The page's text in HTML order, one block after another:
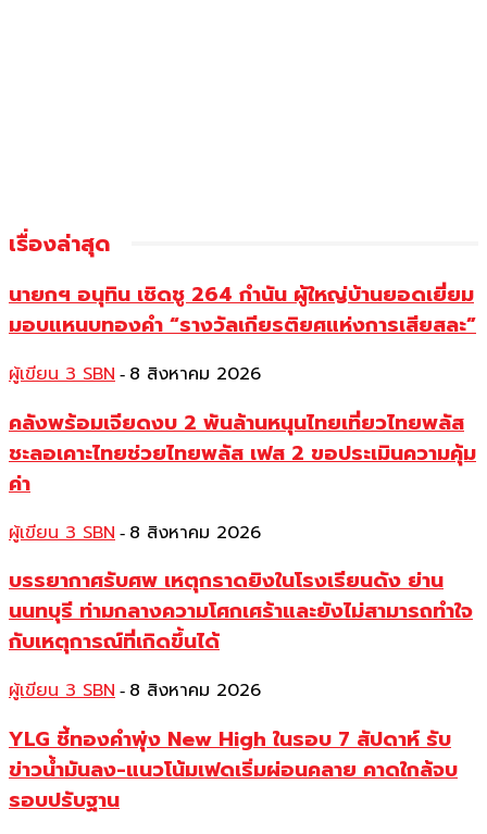
เรื่องล่าสุด
นายกฯ อนุทิน เชิดชู 264 กำนัน ผู้ใหญ่บ้านยอดเยี่ยม
มอบแหนบทองคำ “รางวัลเกียรติยศแห่งการเสียสละ”
ผู้เขียน 3 SBN - 8 สิงหาคม 2026
คลังพร้อมเจียดงบ 2 พันล้านหนุนไทยเที่ยวไทยพลัส
ชะลอเคาะไทยช่วยไทยพลัส เฟส 2 ขอประเมินความคุ้ม
ค่า
ผู้เขียน 3 SBN - 8 สิงหาคม 2026
บรรยากาศรับศพ เหตุกราดยิงในโรงเรียนดัง ย่าน
นนทบุรี ท่ามกลางความโศกเศร้าและยังไม่สามารถทำใจ
กับเหตุการณ์ที่เกิดขึ้นได้
ผู้เขียน 3 SBN - 8 สิงหาคม 2026
YLG ชี้ทองคำพุ่ง New High ในรอบ 7 สัปดาห์ รับ
ข่าวน้ำมันลง-แนวโน้มเฟดเริ่มผ่อนคลาย คาดใกล้จบ
รอบปรับฐาน